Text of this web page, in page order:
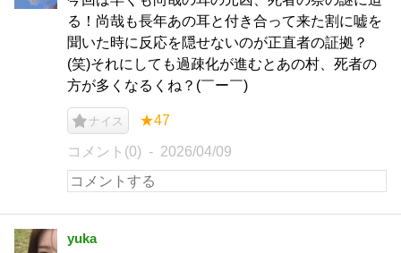
る！尚哉も長年あの耳と付き合って来た割に嘘を
聞いた時に反応を隠せないのが正直者の証拠？
(笑)それにしても過疎化が進むとあの村、死者の
方が多くなるくね？(￣ー￣)
ナイス ★47
コメント(0) 2026/04/09
yuka